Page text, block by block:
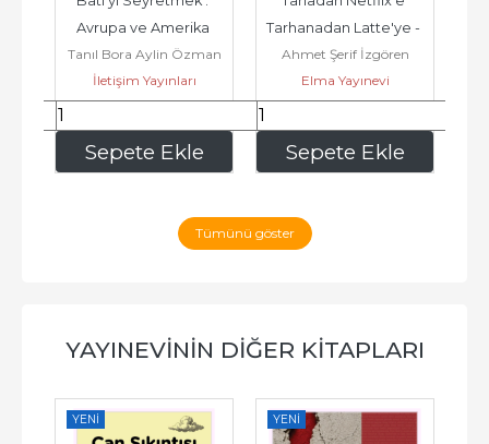
Sepete Ekle
Avrupa ve Amerika
Seyahatnameleri -
2022
Tanıl Bora Aylin Özman
Kadir Dede
İletişim Yayınları
229,40 Sepete Ekle
Tarhanadan Latte'ye -
Toprağın Hikâyesi -
2026
Ahmet Şerif İzgören
Elma Yayınevi
233,60
Tümünü göster
YAYINEVININ DIĞER KITAPLARI
YENI YENI